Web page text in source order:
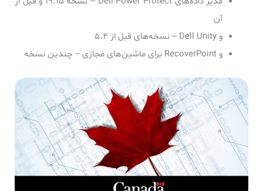
آن
و Dell Unity – نسخه‌های قبل از ۵.۴
و RecoverPoint برای ماشین‌های مجازی – چندین نسخه